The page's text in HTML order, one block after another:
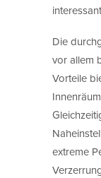
Die
vor allem
Vorteile
extreme